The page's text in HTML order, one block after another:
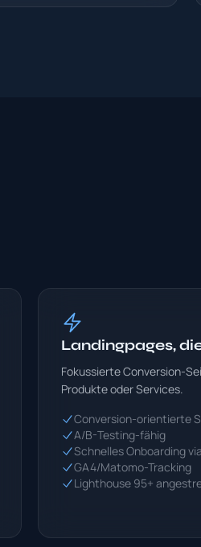
Landingpages,
Fokussierte Conversion-
Produkte oder Services.
Conversion-orientierte
A/B-Testing-fähig
Schnelles Onboarding
GA4/Matomo-Tracking
Lighthouse 95+